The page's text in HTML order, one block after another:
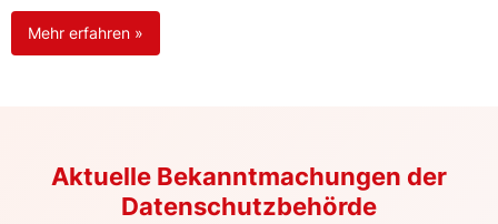
Mehr erfahren »
Aktuelle Bekanntmachungen der
Datenschutzbehörde